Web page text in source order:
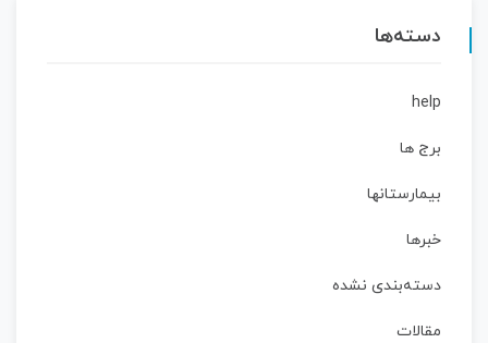
دسته‌ها
help
برج ها
بیمارستانها
خبرها
دسته‌بندی نشده
مقالات